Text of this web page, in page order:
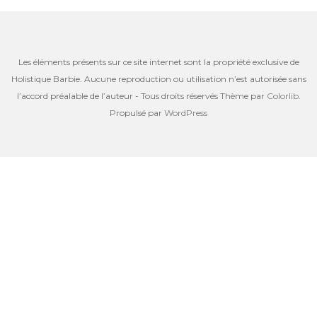
Les éléments présents sur ce site internet sont la propriété exclusive de
Holistique Barbie. Aucune reproduction ou utilisation n’est autorisée sans
l’accord préalable de l’auteur - Tous droits réservés Thème par Colorlib.
Propulsé par WordPress